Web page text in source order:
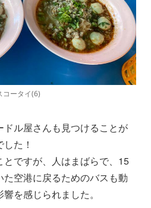
コータイ(6)
ル屋さんも見つけることが
た！
とですが、人はまばらで、15
空港に戻るためのバスも動
を感じられました。